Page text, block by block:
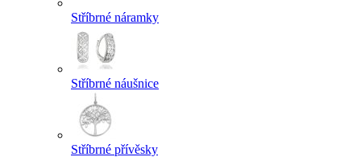
Stříbrné náramky
Stříbrné náušnice
Stříbrné přívěsky